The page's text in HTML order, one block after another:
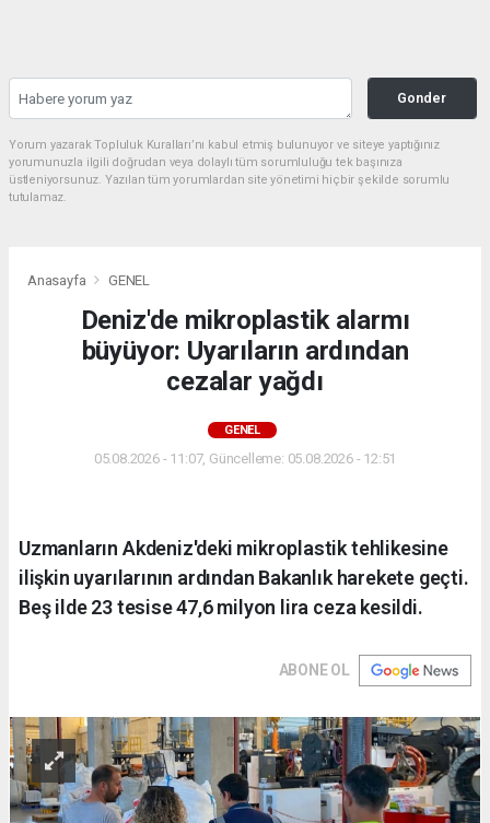
Gonder
Yorum yazarak Topluluk Kuralları’nı kabul etmiş bulunuyor ve siteye yaptığınız
yorumunuzla ilgili doğrudan veya dolaylı tüm sorumluluğu tek başınıza
üstleniyorsunuz. Yazılan tüm yorumlardan site yönetimi hiçbir şekilde sorumlu
tutulamaz.
Anasayfa GENEL
Deniz'de mikroplastik alarmı
büyüyor: Uyarıların ardından
cezalar yağdı
GENEL
05.08.2026 - 11:07, Güncelleme: 05.08.2026 - 12:51
Uzmanların Akdeniz'deki mikroplastik tehlikesine
ilişkin uyarılarının ardından Bakanlık harekete geçti.
Beş ilde 23 tesise 47,6 milyon lira ceza kesildi.
ABONE OL